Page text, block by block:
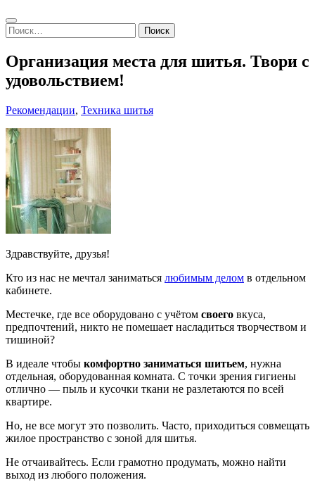
Search
Найти:
Организация места для шитья. Твори с
удовольствием!
Рекомендации, Техника шитья
Здравствуйте, друзья!
Кто из нас не мечтал заниматься любимым делом в отдельном
кабинете.
Местечке, где все оборудовано с учётом своего вкуса,
предпочтений, никто не помешает насладиться творчеством и
тишиной?
В идеале чтобы комфортно заниматься шитьем, нужна
отдельная, оборудованная комната. С точки зрения гигиены
отлично — пыль и кусочки ткани не разлетаются по всей
квартире.
Но, не все могут это позволить. Часто, приходиться совмещать
жилое пространство с зоной для шитья.
Не отчаивайтесь. Если грамотно продумать, можно найти
выход из любого положения.